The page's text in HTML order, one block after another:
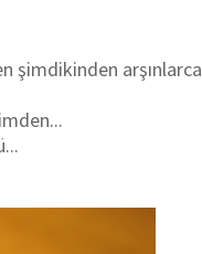
şimdikinden arşınlarca